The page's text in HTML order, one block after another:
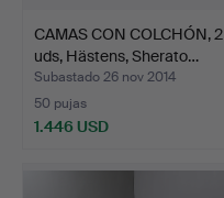
CAMAS CON COLCHÓN, 2
uds, Hästens, Sherato…
Subastado 26 nov 2014
50 pujas
1.446 USD